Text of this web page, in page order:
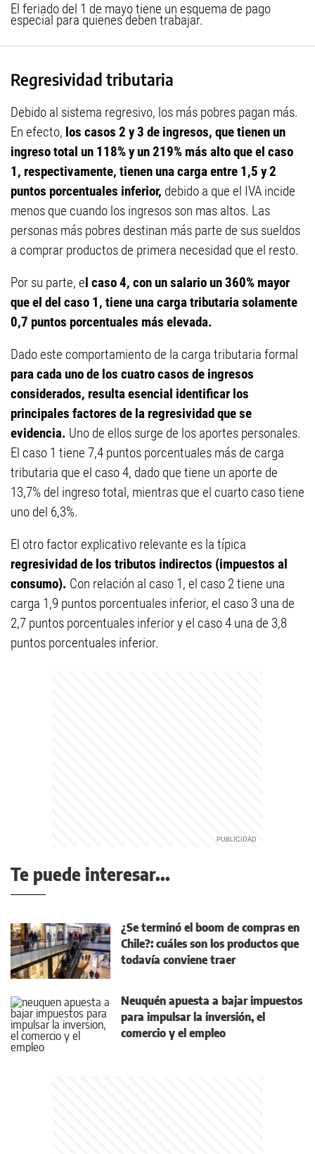
El feriado del 1 de mayo tiene un esquema de pago
especial para quienes deben trabajar.
Regresividad tributaria
Debido al sistema regresivo, los más pobres pagan más.
En efecto, los casos 2 y 3 de ingresos, que tienen un
ingreso total un 118% y un 219% más alto que el caso
1, respectivamente, tienen una carga entre 1,5 y 2
puntos porcentuales inferior, debido a que el IVA incide
menos que cuando los ingresos son mas altos. Las
personas más pobres destinan más parte de sus sueldos
a comprar productos de primera necesidad que el resto.
Por su parte, el caso 4, con un salario un 360% mayor
que el del caso 1, tiene una carga tributaria solamente
0,7 puntos porcentuales más elevada.
Dado este comportamiento de la carga tributaria formal
para cada uno de los cuatro casos de ingresos
considerados, resulta esencial identificar los
principales factores de la regresividad que se
evidencia. Uno de ellos surge de los aportes personales.
El caso 1 tiene 7,4 puntos porcentuales más de carga
tributaria que el caso 4, dado que tiene un aporte de
13,7% del ingreso total, mientras que el cuarto caso tiene
uno del 6,3%.
El otro factor explicativo relevante es la típica
regresividad de los tributos indirectos (impuestos al
consumo). Con relación al caso 1, el caso 2 tiene una
carga 1,9 puntos porcentuales inferior, el caso 3 una de
2,7 puntos porcentuales inferior y el caso 4 una de 3,8
puntos porcentuales inferior.
Te puede interesar...
¿Se terminó el boom de compras en
Chile?: cuáles son los productos que
todavía conviene traer
Neuquén apuesta a bajar impuestos
para impulsar la inversión, el
comercio y el empleo